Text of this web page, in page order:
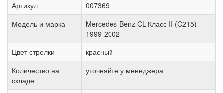
Артикул
007369
Модель и марка
Mercedes-Benz CL-Класс II (C215)
1999-2002
Цвет стрелки
красный
Количество на
складе
уточняйте у менеджера